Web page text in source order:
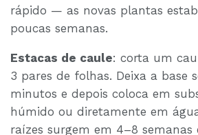
rápido — as novas plantas
poucas semanas.
Estacas de caule: corta um
3 pares de folhas. Deixa a base
minutos e depois coloca em
húmido ou diretamente em
raízes surgem em 4–8 semanas